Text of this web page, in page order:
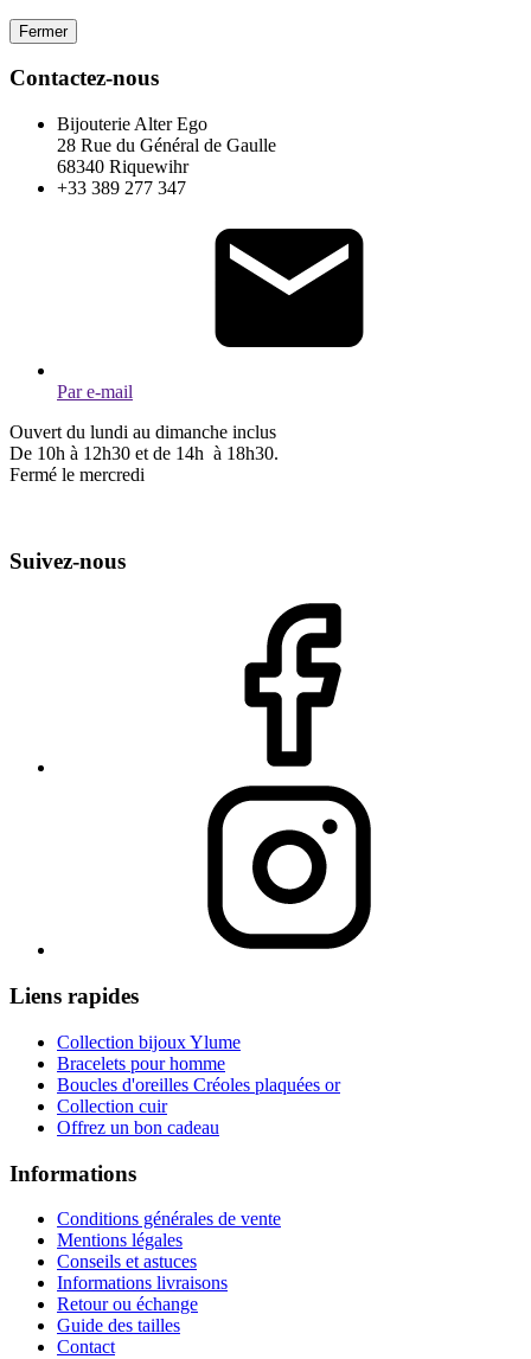
Fermer
Contactez-nous
Bijouterie Alter Ego
28 Rue du Général de Gaulle
68340 Riquewihr
+33 389 277 347
Par e-mail
Ouvert du lundi au dimanche inclus
De 10h à 12h30 et de 14h à 18h30.
Fermé le mercredi
Suivez-nous
Liens rapides
Collection bijoux Ylume
Bracelets pour homme
Boucles d'oreilles Créoles plaquées or
Collection cuir
Offrez un bon cadeau
Informations
Conditions générales de vente
Mentions légales
Conseils et astuces
Informations livraisons
Retour ou échange
Guide des tailles
Contact